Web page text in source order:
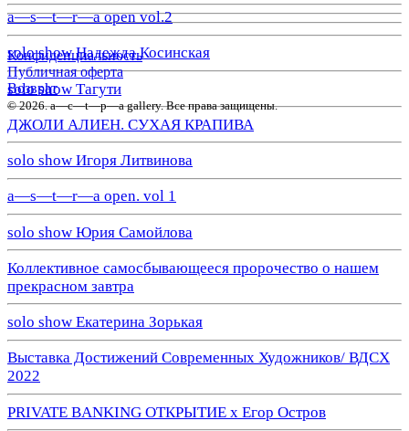
a—s—t—r—a open vol.2
solo show Надежда Косинская
solo show Тагути
ДЖОЛИ АЛИЕН. СУХАЯ КРАПИВА
solo show Игоря Литвинова
a—s—t—r—a open. vol 1
solo show Юрия Самойлова
Коллективное самосбывающееся пророчество о нашем
прекрасном завтра
solo show Екатерина Зорькая
Выставка Достижений Современных Художников/ ВДСХ
2022
PRIVATE BANKING ОТКРЫТИЕ х Егор Остров
Конфиденциальность
Публичная оферта
Возврат
© 2026. a—с—t—р—a gallery. Все права защищены.